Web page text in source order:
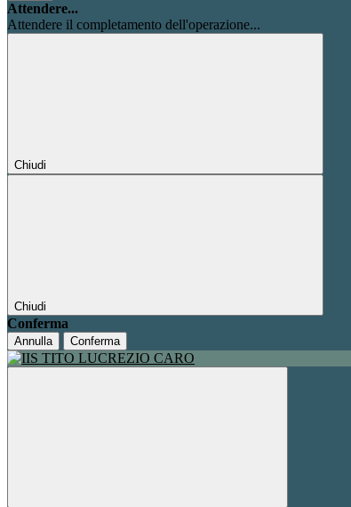
Attendere...
Attendere il completamento dell'operazione...
Chiudi
Chiudi
Conferma
Annulla Conferma